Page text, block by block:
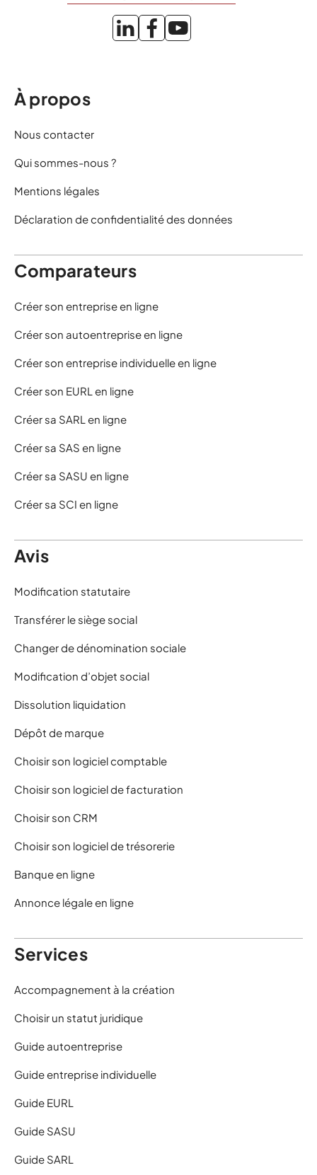
À propos
Nous contacter
Qui sommes-nous ?
Mentions légales
Déclaration de confidentialité des données
Comparateurs
Créer son entreprise en ligne
Créer son autoentreprise en ligne
Créer son entreprise individuelle en ligne
Créer son EURL en ligne
Créer sa SARL en ligne
Créer sa SAS en ligne
Créer sa SASU en ligne
Créer sa SCI en ligne
Avis
Modification statutaire
Transférer le siège social
Changer de dénomination sociale
Modification d’objet social
Dissolution liquidation
Dépôt de marque
Choisir son logiciel comptable
Choisir son logiciel de facturation
Choisir son CRM
Choisir son logiciel de trésorerie
Banque en ligne
Annonce légale en ligne
Services
Accompagnement à la création
Choisir un statut juridique
Guide autoentreprise
Guide entreprise individuelle
Guide EURL
Guide SASU
Guide SARL